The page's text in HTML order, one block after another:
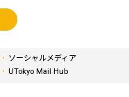
ソーシャルメディア
UTokyo Mail Hub